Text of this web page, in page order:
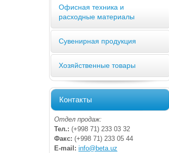
Офисная техника и
расходные материалы
Сувенирная продукция
Хозяйственные товары
Контакты
Отдел продаж:
Тел.: (+998 71) 233 03 32
Факс: (+998 71) 233 05 44
E-mail: info@beta.uz